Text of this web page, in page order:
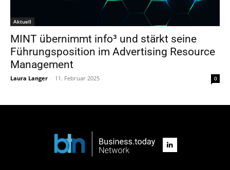
Aktuell
MINT übernimmt info³ und stärkt seine
Führungsposition im Advertising Resource
Management
Laura Langer - 11. Februar 2025 0